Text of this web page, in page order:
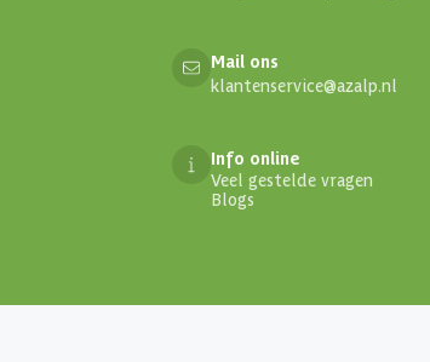
Mail ons
klantenservice@azalp.nl
Info online
Veel gestelde vragen
Blogs